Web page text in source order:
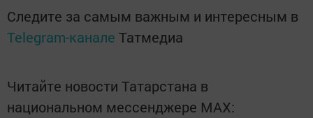
Следите за самым важным и интересным в
Telegram-канале Татмедиа
Читайте новости Татарстана в
национальном мессенджере MАХ: